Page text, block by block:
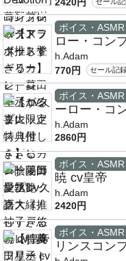
ボイス・ASMR
ロー・コン
菱田星丞 cv
h.Adam
770円
セール記
ボイス・ASMR
ーロー・コ
レ］菱田星
ーリーセット
h.Adam
2860円
ボイス・ASMR
暁 cv皇帝
h.Adam
2420円
ボイス・ASMR
リンスコン